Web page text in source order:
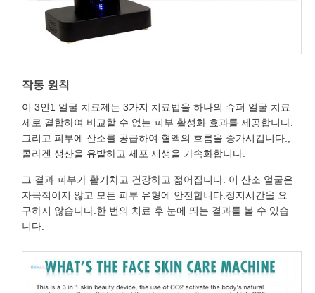
작동 원칙
이 3인1 얼굴 치료제는 3가지 치료법을 하나의 슈퍼 얼굴 치료
제로 결합하여 비교할 수 없는 피부 활성화 효과를 제공합니다.
그리고 피부에 산소를 공급하여 혈액의 흐름을 증가시킵니다.,
콜라겐 생산을 유발하고 세포 재생을 가속화합니다.
그 결과 피부가 활기차고 건강하고 젊어집니다. 이 산소 얼굴은
자극적이지 않고 모든 피부 유형에 안전합니다.정지시간을 요
구하지 않습니다.한 번의 치료 후 눈에 띄는 결과를 볼 수 있습
니다.